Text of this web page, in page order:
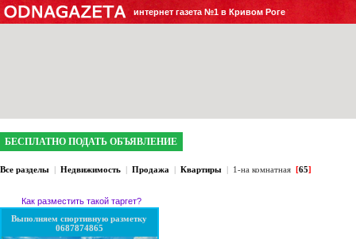
интернет газета №1 в Кривом Роге
БЕСПЛАТНО ПОДАТЬ ОБЪЯВЛЕНИЕ
Все разделы | Недвижимость | Продажа | Квартиры | 1-на комнатная [65]
Как разместить такой таргет?
Выполняем спортивную разметку
0687874865